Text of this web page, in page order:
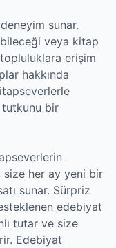
sunar.
veya kitap
erişim
hakkında
bir
size her ay yeni bir
sunar. Sürpriz
edebiyat
tutar ve size
Edebiyat